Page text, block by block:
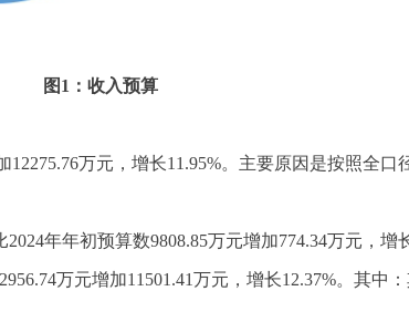
图1：收入预算
12275.76万元，增长11.95%。主要原因是按照全
年年初预算数9808.85万元增加774.34万元，增
万元增加11501.41万元，增长12.37%。其中：